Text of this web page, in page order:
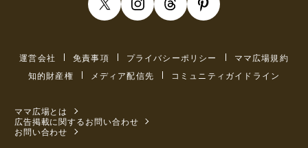
運営会社 免責事項 プライバシーポリシー
ママ広場規約
知的財産権
メディア配信先 コミュニティガイドライン
ママ広場とは
広告掲載に関するお問い合わせ
お問い合わせ